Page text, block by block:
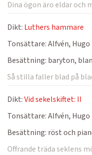
Dina ögon äro eldar och
Dikt: Luthers hammare
Tonsättare:Alfvén, Hugo
Besättning: baryton,
Så stilla faller blad på
Dikt:Vid sekelskiftet: II
Tonsättare:Alfvén, Hugo
Besättning: röst och
Offrande träda seklens